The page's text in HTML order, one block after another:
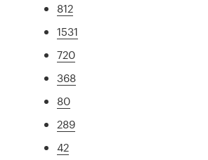
812
1531
720
368
80
289
42